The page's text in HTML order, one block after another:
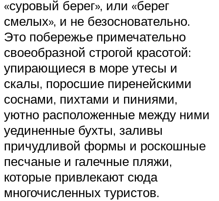
«суровый берег», или «берег
смелых», и не безосновательно.
Это побережье примечательно
своеобразной строгой красотой:
упирающиеся в море утесы и
скалы, поросшие пиренейскими
соснами, пихтами и пиниями,
уютно расположенные между ними
уединенные бухты, заливы
причудливой формы и роскошные
песчаные и галечные пляжи,
которые привлекают сюда
многочисленных туристов.